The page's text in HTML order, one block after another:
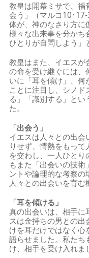
教皇は開幕ミサで、福
会う」（マルコ10･
体が、神のなさり方
様々な出来事を分かち
ひとりが自問しよう」
教皇はまた、イエスが
の命を受け継ぐには、
いに「耳を傾け」、何
ことに注目し、シノ
る」「識別する」と
た。
「出会う」
イエスは人々との出会
りせず、情熱をもっ
を交わし、一人ひと
もまた「出会いの技
ントや論理的な考察の
人々との出会いを育む
「耳を傾ける」
真の出会いは、相手に
スは金持ちの男との
けを耳だけではなく
語らせました。私たち
け、相手を受け入れま